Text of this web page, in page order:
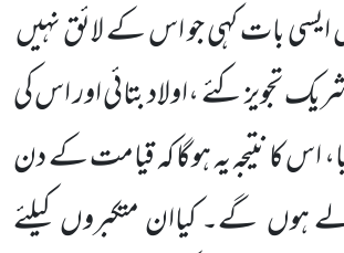
ایسی بات کہی جو اس کے لائق نہیں
تجویز کئے ،اولاد بتائی اور اس کی
اس کا نتیجہ یہ ہوگا کہ قیامت کے دن
ہوں گے۔ کیاان متکبروں کیلئے